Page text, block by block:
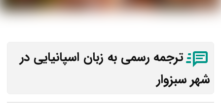
ترجمه رسمی به زبان اسپانیایی در
شهر سبزوار